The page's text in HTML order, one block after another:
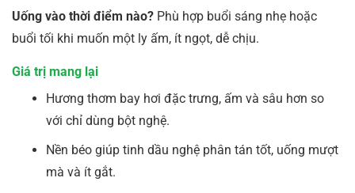
Uống vào thời điểm nào? Phù hợp buổi sáng nhẹ hoặc
buổi tối khi muốn một ly ấm, ít ngọt, dễ chịu.
Giá trị mang lại
Hương thơm bay hơi đặc trưng, ấm và sâu hơn so
với chỉ dùng bột nghệ.
Nền béo giúp tinh dầu nghệ phân tán tốt, uống mượt
mà và ít gắt.